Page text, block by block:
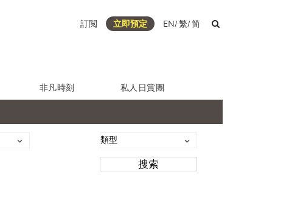
訂閲 立即預定 EN/繁/简
非凡時刻 私人日賞團